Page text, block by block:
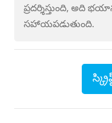
ప్రదర్శిస్తుంది, అది
సహాయపడుతుంది.